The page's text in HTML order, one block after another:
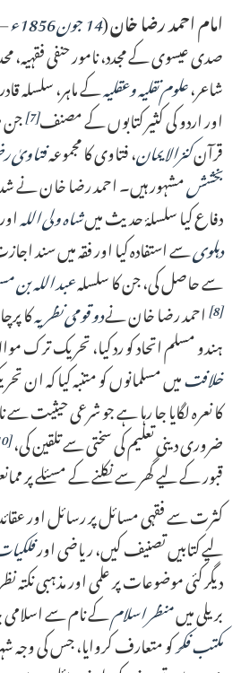
امام احمد رضا خان(14 جون 1856ء
صدی عیسوی کے مجدد، نامور حنفی
شاعر،علوم نقلیہ وعقلیہکے ماہر، سلسلہ
اور اردو کی کثیر کتابوں کے مصنف[7] جن
قرآنکنزالایمان، فتاوی کا مجموعہفتاویٰ
بخششمشہور ہیں۔ احمد رضا خان
دفاع کیا سلسلۂ حدیث میںشاہ ولی اللہ
دہلویسے استفادہ کیا اور فقہ میں سند
سے حاصل کی، جن کا سلسلہعبد اللہ بن
[8] احمد رضا خان نےدو قومی نظریہکا
ہندو مسلم اتحاد کو رد کیا، تحریک ترک
خلافتمیں مسلمانوں کو متنبہ کیا کہ ان
کا نعرہ لگایا جا رہا ہے جو شرعی حیثیت
ضروری دینی تعلیم کی سختی سے تلقین کی،[10]
قبور کے لیے گھر سے نکلنے کے مسئلے پر
کثرت سے فقہی مسائل پر رسائل اور
لیے کتابیں تصنیف کیں، ریاضی اور
دیگر کئی موضوعات پر علمی اور مذہبی
بریلی میںمنظر اسلامکے نام سے اسلامی
مکتب فکرکو متعارف کروایا، جس کی